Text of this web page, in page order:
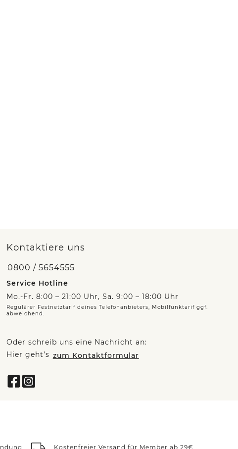
Kontaktiere uns
0800 / 5654555
Service Hotline
Mo.-Fr. 8:00 – 21:00 Uhr, Sa. 9:00 – 18:00 Uhr
Regulärer Festnetztarif deines Telefonanbieters, Mobilfunktarif ggf.
abweichend.
Oder schreib uns eine Nachricht an:
Hier geht’s zum Kontaktformular
Kostenfreier Versand für Member ab 29€